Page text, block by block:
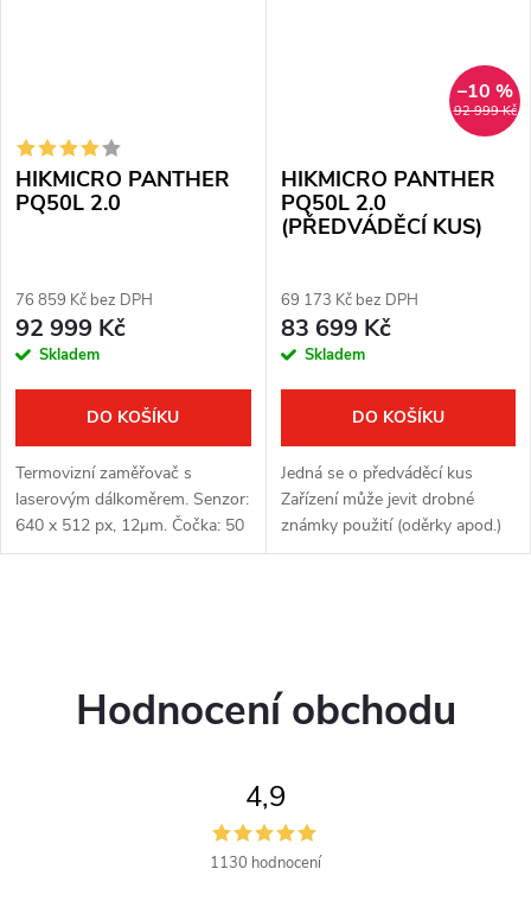
HIKMICRO PANTHER
PQ50L 2.0
76 859 Kč bez DPH
92 999 Kč
Skladem
DO KOŠÍKU
Termovizní zaměřovač s
laserovým dálkoměrem. Senzor:
640 x 512 px, 12μm. Čočka: 50
mm. Citlivost termovizního
92 999 Kč
–10 %
HIKMICRO PANTHER
PQ50L 2.0
(PŘEDVÁDĚCÍ KUS)
69 173 Kč bez DPH
83 699 Kč
Skladem
DO KOŠÍKU
Jedná se o předváděcí kus
Zařízení může jevit drobné
známky použití (oděrky apod.)
Zařízení je plně funkční
Hodnocení obchodu
4,9
1130 hodnocení